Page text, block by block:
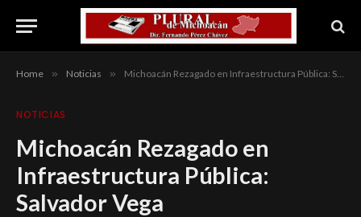
Home » Noticias » Michoacán Rezagado en Infraestructura Pública: Salvador Vega
NOTICIAS
Michoacán Rezagado en
Infraestructura Pública:
Salvador Vega